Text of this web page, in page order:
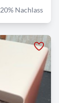
20% Nachlass